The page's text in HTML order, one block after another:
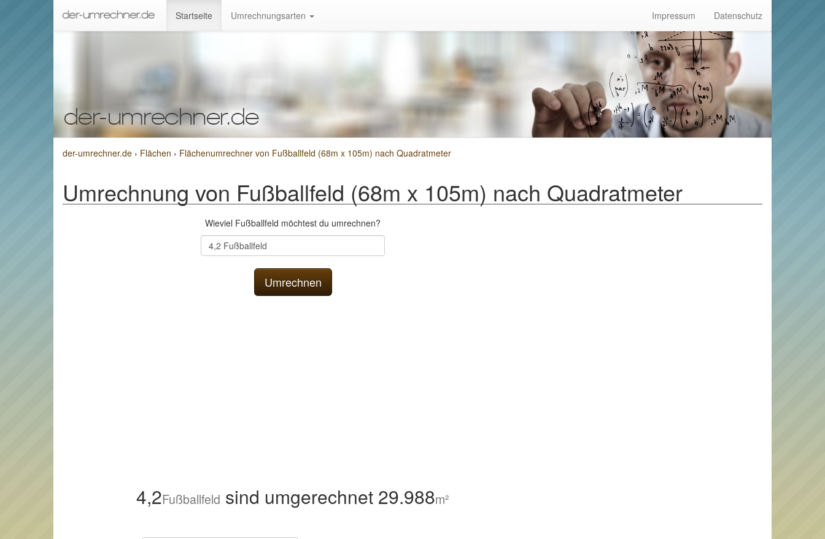
Startseite Umrechnungsarten Impressum Datenschutz
der-umrechner.de › Flächen › Flächenumrechner von Fußballfeld (68m x 105m) nach Quadratmeter
Umrechnung von Fußballfeld (68m x 105m) nach Quadratmeter
Wieviel Fußballfeld möchtest du umrechnen?
4,2Fußballfeld sind umgerechnet 29.988m²